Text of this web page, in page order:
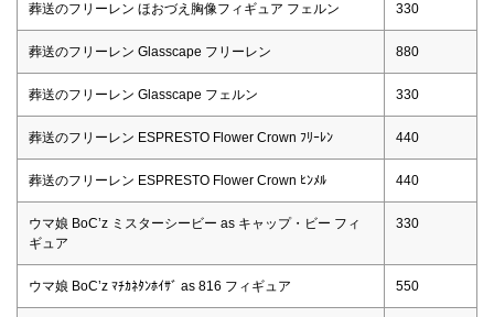
葬送のフリーレン ほおづえ胸像フィギュア フェルン 330
葬送のフリーレン Glasscape フリーレン 880
葬送のフリーレン Glasscape フェルン 330
葬送のフリーレン ESPRESTO Flower Crown ﾌﾘｰﾚﾝ 440
葬送のフリーレン ESPRESTO Flower Crown ﾋﾝﾒﾙ 440
ウマ娘 BoC’z ミスターシービー as キャップ・ビー フィ
ギュア
330
ウマ娘 BoC’z ﾏﾁｶﾈﾀﾝﾎｲｻﾞ as 816 フィギュア 550